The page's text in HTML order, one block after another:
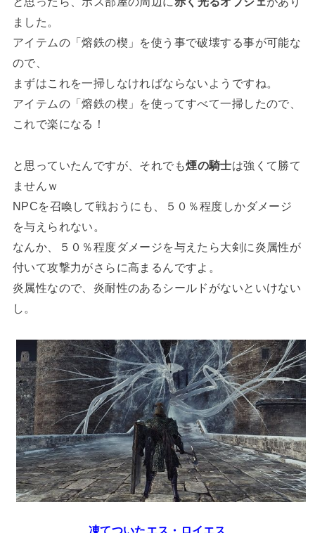
ました。
アイテムの「熔鉄の楔」を使う事で破壊する事が可能な
ので、
まずはこれを一掃しなければならないようですね。
アイテムの「熔鉄の楔」を使ってすべて一掃したので、
これで楽になる！
と思っていたんですが、それでも煙の騎士は強くて勝て
ませんｗ
NPCを召喚して戦おうにも、５０％程度しかダメージ
を与えられない。
なんか、５０％程度ダメージを与えたら大剣に炎属性が
付いて攻撃力がさらに高まるんですよ。
炎属性なので、炎耐性のあるシールドがないといけない
し。
凍てついたエス・ロイエス